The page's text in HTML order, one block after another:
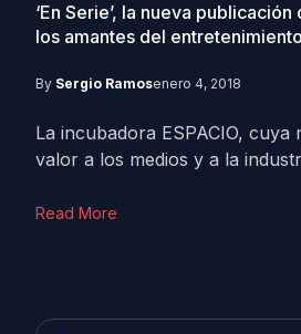
‘En Serie’, la nueva publicación
los amantes del entretenimiento
By Sergio Ramosenero 4, 2018
La incubadora ESPACIO, cuya
valor a los medios y a la
Read More